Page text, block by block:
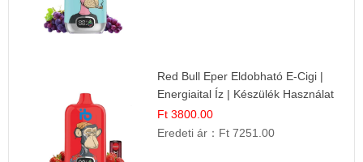
Red Bull Eper Eldobható E-Cigi |
Energiaital Íz | Készülék Használat
Ft 3800.00
Eredeti ár： Ft 7251.00